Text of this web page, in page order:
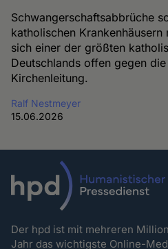
Schwangerschaftsabbrüche
katholischen
sich einer der größten
Deutschlands offen gegen
Kirchenleitung.
Ralf Nestmeyer
15.06.2026
Der hpd ist mit mehreren
Jahr das wichtigste Online-